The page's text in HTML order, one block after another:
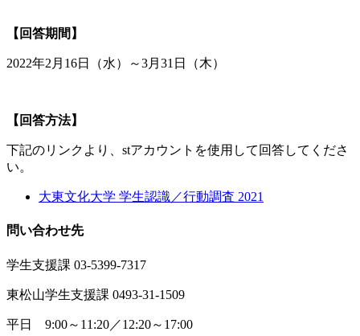
【回答期間】
2022年2月16日（水）～3月31日（木）
【回答方法】
下記のリンクより、stアカウントを使用して回答してくださ
い。
大東文化大学 学生認識／行動調査 2021
問い合わせ先
学生支援課 03-5399-7317
東松山学生支援課 0493-31-1509
平日 9:00～11:20／12:20～17:00